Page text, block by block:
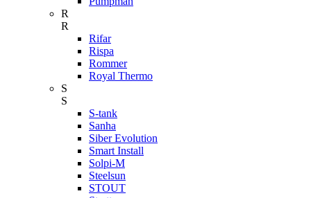
R
R
Rifar
Rispa
Rommer
Royal Thermo
S
S
S-tank
Sanha
Siber Evolution
Smart Install
Solpi-M
Steelsun
STOUT